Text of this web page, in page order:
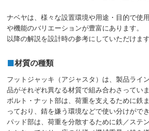
ナベヤは、様々な設置環境や用途・目的で使
や機能のバリエーションが豊富にあります。
以降の解説を設計時の参考にしていただけま
材質の種類
フットジャッキ（アジャスタ）は、製品ライ
品がそれぞれ異なる材質で組み合わさっていま
ボルト・ナット部は、荷重を支えるために鉄
っており、錆を嫌う環境などで使い分けができ
パッド部は、荷重を分散するために鉄／ステ